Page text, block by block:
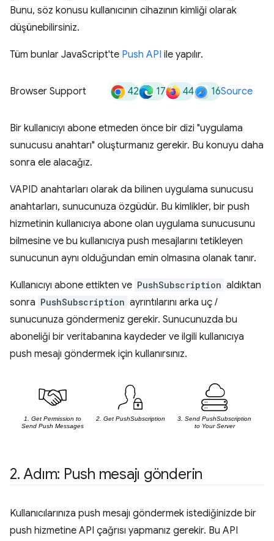
Bunu, söz konusu kullanıcının cihazının kimliği olarak
düşünebilirsiniz.
Tüm bunlar JavaScript'te Push API ile yapılır.
Browser Support 42 17 44 16Source
Bir kullanıcıyı abone etmeden önce bir dizi "uygulama
sunucusu anahtarı" oluşturmanız gerekir. Bu konuyu daha
sonra ele alacağız.
VAPID anahtarları olarak da bilinen uygulama sunucusu
anahtarları, sunucunuza özgüdür. Bu kimlikler, bir push
hizmetinin kullanıcıya abone olan uygulama sunucusunu
bilmesine ve bu kullanıcıya push mesajlarını tetikleyen
sunucunun aynı olduğundan emin olmasına olanak tanır.
Kullanıcıyı abone ettikten ve PushSubscription aldıktan
sonra PushSubscription ayrıntılarını arka uç /
sunucunuza göndermeniz gerekir. Sunucunuzda bu
aboneliği bir veritabanına kaydeder ve ilgili kullanıcıya
push mesajı göndermek için kullanırsınız.
2. Adım: Push mesajı gönderin
Kullanıcılarınıza push mesajı göndermek istediğinizde bir
push hizmetine API çağrısı yapmanız gerekir. Bu API